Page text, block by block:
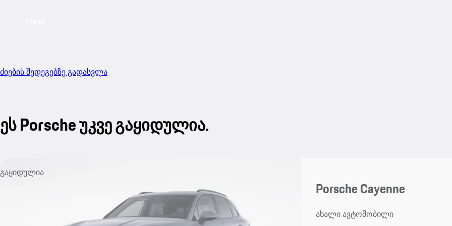
ძიების შედეგებზე გადასვლა
ეს Porsche უკვე გაყიდულია.
გაყიდულია
Porsche Cayenne
ახალი ავტომობილი